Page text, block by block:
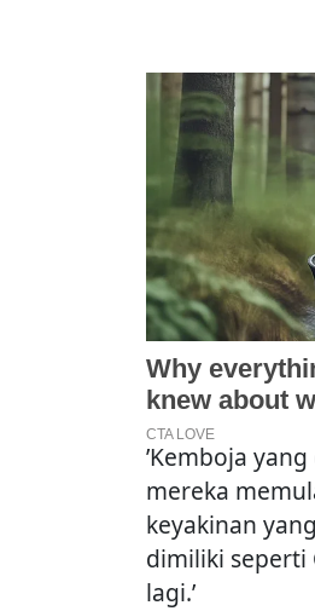
’Kemboja
mereka
keyakinan
dimiliki seperti
lagi.’